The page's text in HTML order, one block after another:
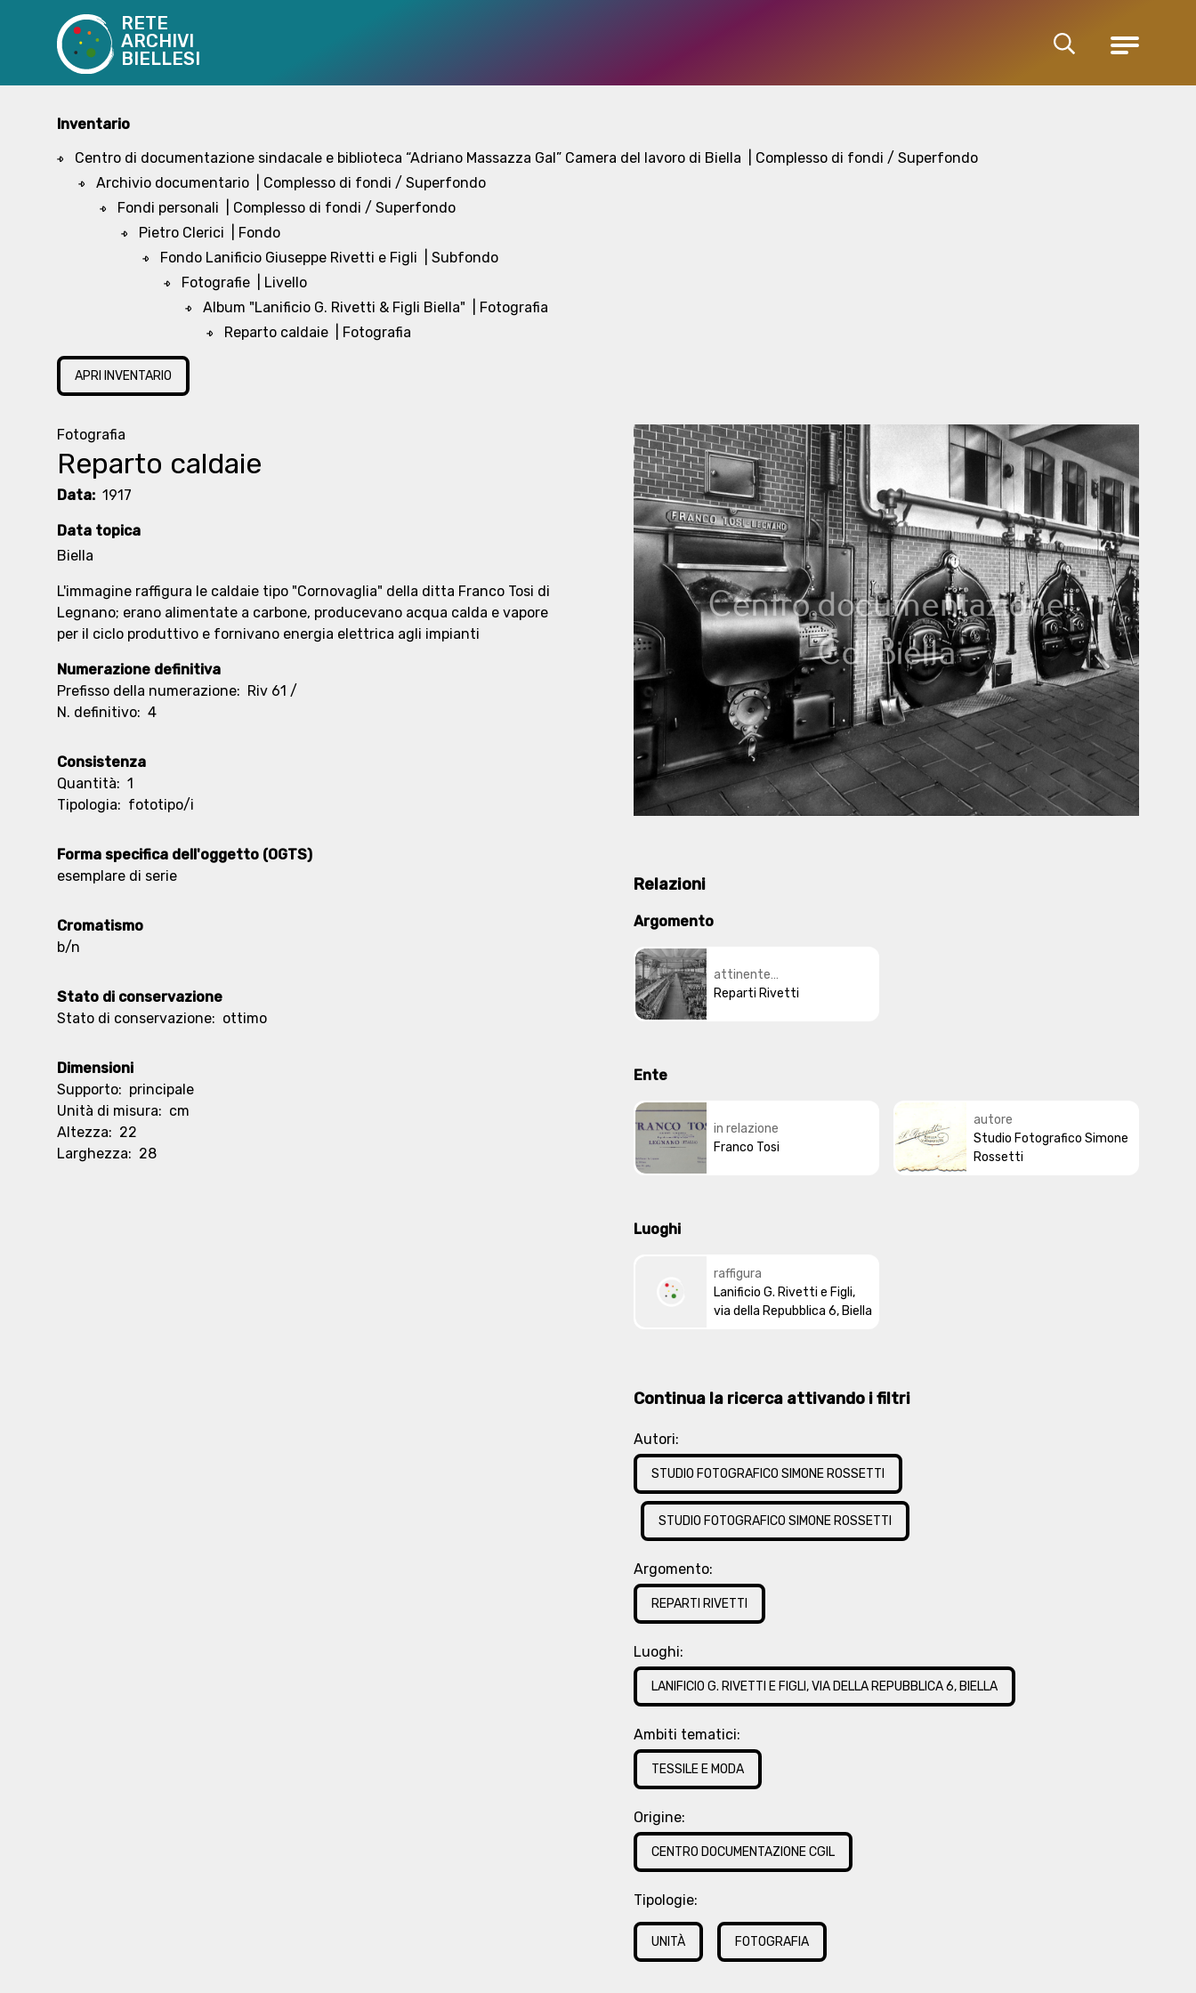
RETE
ARCHIVI
BIELLESI
Cerca Menu
Inventario
Centro di documentazione sindacale e biblioteca “Adriano Massazza Gal” Camera del lavoro di Biella
| Complesso di fondi / Superfondo
Archivio documentario
| Complesso di fondi / Superfondo
Fondi personali
| Complesso di fondi / Superfondo
Pietro Clerici
| Fondo
Fondo Lanificio Giuseppe Rivetti e Figli
| Subfondo
Fotografie
| Livello
Album "Lanificio G. Rivetti & Figli Biella"
| Fotografia
Reparto caldaie
| Fotografia
APRI INVENTARIO
Fotografia
Reparto caldaie
Data: 1917
Data topica
Biella
L'immagine raffigura le caldaie tipo "Cornovaglia" della ditta Franco Tosi di
Legnano; erano alimentate a carbone, producevano acqua calda e vapore
per il ciclo produttivo e fornivano energia elettrica agli impianti
Numerazione definitiva
Prefisso della numerazione: Riv 61 /
N. definitivo: 4
Consistenza
Quantità: 1
Tipologia: fototipo/i
Forma specifica dell'oggetto (OGTS)
esemplare di serie
Cromatismo
b/n
Stato di conservazione
Stato di conservazione: ottimo
Dimensioni
Supporto: principale
Unità di misura: cm
Altezza: 22
Larghezza: 28
Relazioni
Argomento
attinente
all'argomento/tema
Reparti Rivetti
Ente
in relazione
Franco Tosi
autore
Studio Fotografico Simone
Rossetti
Luoghi
raffigura
Lanificio G. Rivetti e Figli,
via della Repubblica 6, Biella
Continua la ricerca attivando i filtri
Autori:
STUDIO FOTOGRAFICO SIMONE ROSSETTI
STUDIO FOTOGRAFICO SIMONE ROSSETTI
Argomento:
REPARTI RIVETTI
Luoghi:
LANIFICIO G. RIVETTI E FIGLI, VIA DELLA REPUBBLICA 6, BIELLA
Ambiti tematici:
TESSILE E MODA
Origine:
CENTRO DOCUMENTAZIONE CGIL
Tipologie:
UNITÀ FOTOGRAFIA